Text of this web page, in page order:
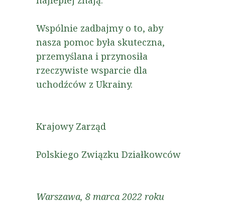
Wspólnie zadbajmy o to, aby
nasza pomoc była skuteczna,
przemyślana i przynosiła
rzeczywiste wsparcie dla
uchodźców z Ukrainy.
Krajowy Zarząd
Polskiego Związku Działkowców
Warszawa, 8 marca 2022 roku